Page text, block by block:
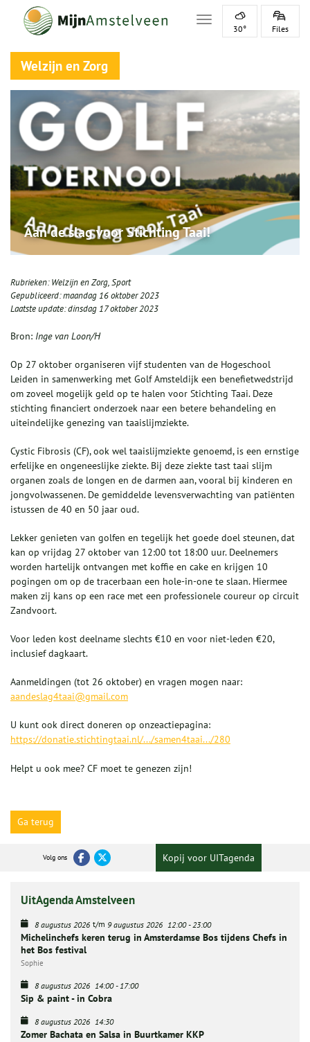
Toggle navigation
30° Files
Welzijn en Zorg
Aan de slag voor Stichting Taai!
Rubrieken:Welzijn en Zorg,Sport
Gepubliceerd:maandag 16 oktober 2023
Laatste update:dinsdag 17 oktober 2023
Bron: Inge van Loon/H
Op 27 oktober organiseren vijf studenten van de Hogeschool
Leiden in samenwerking met Golf Amsteldijk een benefietwedstrijd
om zoveel mogelijk geld op te halen voor Stichting Taai. Deze
stichting financiert onderzoek naar een betere behandeling en
uiteindelijke genezing van taaislijmziekte.
Cystic Fibrosis (CF), ook wel taaislijmziekte genoemd, is een ernstige
erfelijke en ongeneeslijke ziekte. Bij deze ziekte tast taai slijm
organen zoals de longen en de darmen aan, vooral bij kinderen en
jongvolwassenen. De gemiddelde levensverwachting van patiënten
istussen de 40 en 50 jaar oud.
Lekker genieten van golfen en tegelijk het goede doel steunen, dat
kan op vrijdag 27 oktober van 12:00 tot 18:00 uur. Deelnemers
worden hartelijk ontvangen met koffie en cake en krijgen 10
pogingen om op de tracerbaan een hole-in-one te slaan. Hiermee
maken zij kans op een race met een professionele coureur op circuit
Zandvoort.
Voor leden kost deelname slechts €10 en voor niet-leden €20,
inclusief dagkaart.
Aanmeldingen (tot 26 oktober) en vragen mogen naar:
aandeslag4taai@gmail.com
U kunt ook direct doneren op onzeactiepagina:
https://donatie.stichtingtaai.nl/.../samen4taai.../280
Helpt u ook mee? CF moet te genezen zijn!
Ga terug
Volg ons Kopij voor UITagenda
UitAgenda Amstelveen
8 augustus 2026 t/m 9 augustus 2026 12:00-23:00
Michelinchefs keren terug in Amsterdamse Bos tijdens Chefs in
het Bos festival
Sophie
8 augustus 2026 14:00-17:00
Sip & paint - in Cobra
8 augustus 2026 14:30
Zomer Bachata en Salsa in Buurtkamer KKP